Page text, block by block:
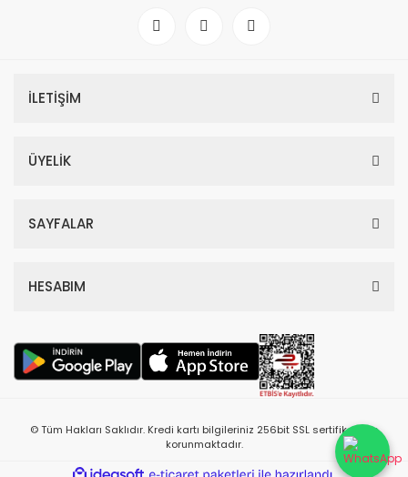
İLETİŞİM
ÜYELİK
SAYFALAR
HESABIM
© Tüm Hakları Saklıdır. Kredi kartı bilgileriniz 256bit SSL sertifikası ile
korunmaktadır.
ideasoft ile